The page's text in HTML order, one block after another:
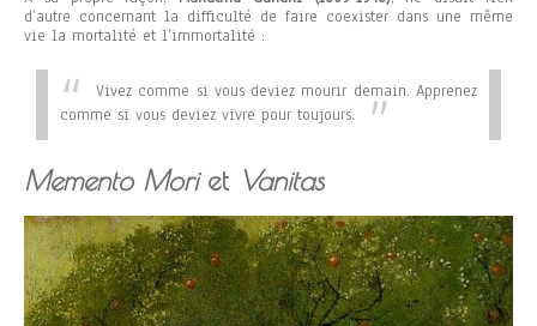
d’autre concernant la difficulté de faire coexister dans une même
vie la mortalité et l’immortalité :
Vivez comme si vous deviez mourir demain. Apprenez
comme si vous deviez vivre pour toujours.
Memento Moriet Vanitas